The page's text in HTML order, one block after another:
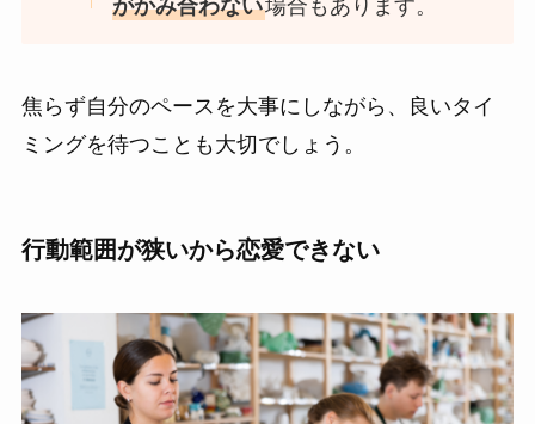
がかみ合わない場合もあります。
焦らず自分のペースを大事にしながら、良いタイ
ミングを待つことも大切でしょう。
行動範囲が狭いから恋愛できない